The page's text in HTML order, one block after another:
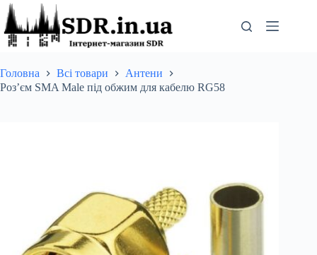
Перейти
до
вмісту
Головна Всі товари
Антени
Роз’єм SMA Male під обжим для кабелю RG58